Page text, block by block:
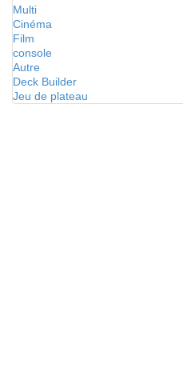
Multi
Cinéma
Film
console
Autre
Deck Builder
Jeu de plateau